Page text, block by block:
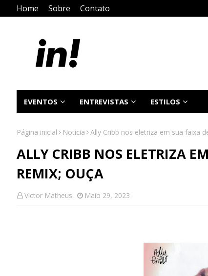
Home Sobre Contato
EVENTOS ENTREVISTAS ESTILOS
Página inicial Notícia Ally Cribb nos eletriza em sua faixa
ALLY CRIBB NOS ELETRIZA
REMIX; OUÇA
Victor Matheus Maio 29, 2023